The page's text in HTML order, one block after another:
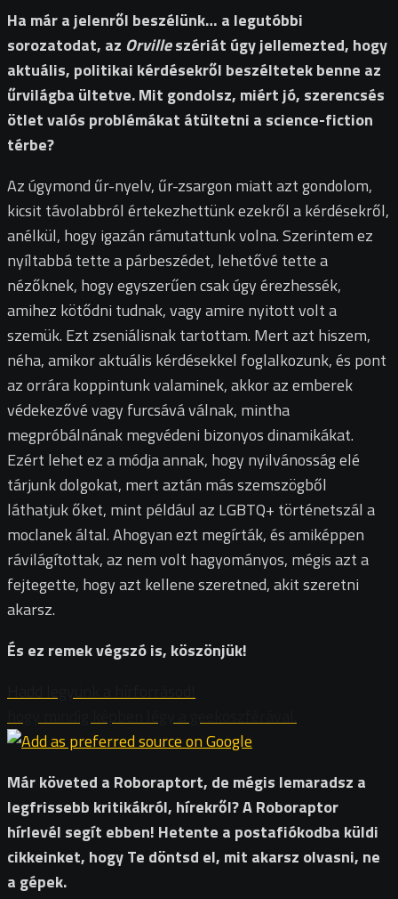
Ha már a jelenről beszélünk… a legutóbbi
sorozatodat, az Orvilleszériát úgy jellemezted, hogy
aktuális, politikai kérdésekről beszéltetek benne az
űrvilágba ültetve. Mit gondolsz, miért jó, szerencsés
ötlet valós problémákat átültetni a science-fiction
térbe?
Az úgymond űr-nyelv, űr-zsargon miatt azt gondolom,
kicsit távolabbról értekezhettünk ezekről a kérdésekről,
anélkül, hogy igazán rámutattunk volna. Szerintem ez
nyíltabbá tette a párbeszédet, lehetővé tette a
nézőknek, hogy egyszerűen csak úgy érezhessék,
amihez kötődni tudnak, vagy amire nyitott volt a
szemük. Ezt zseniálisnak tartottam. Mert azt hiszem,
néha, amikor aktuális kérdésekkel foglalkozunk, és pont
az orrára koppintunk valaminek, akkor az emberek
védekezővé vagy furcsává válnak, mintha
megpróbálnának megvédeni bizonyos dinamikákat.
Ezért lehet ez a módja annak, hogy nyilvánosság elé
tárjunk dolgokat, mert aztán más szemszögből
láthatjuk őket, mint például az LGBTQ+ történetszál a
moclanek által. Ahogyan ezt megírták, és amiképpen
rávilágítottak, az nem volt hagyományos, mégis azt a
fejtegette, hogy azt kellene szeretned, akit szeretni
akarsz.
És ez remek végszó is, köszönjük!
Már követed a Roboraptort, de mégis lemaradsz a
legfrissebb kritikákról, hírekről? A Roboraptor
hírlevél segít ebben! Hetente a postafiókodba küldi
cikkeinket, hogy Te döntsd el, mit akarsz olvasni, ne
a gépek.